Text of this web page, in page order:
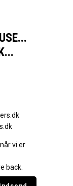
vi er
back.